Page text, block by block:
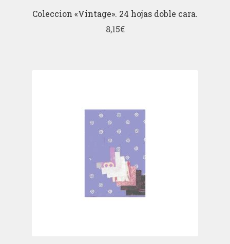
Coleccion «Vintage». 24 hojas doble cara.
8,15€